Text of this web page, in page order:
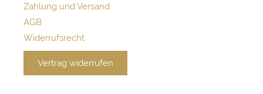
Zahlung und Versand
AGB
Widerrufsrecht
Vertrag widerrufen